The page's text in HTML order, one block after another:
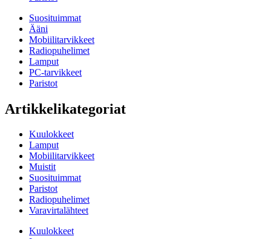
Suosituimmat
Ääni
Mobiilitarvikkeet
Radiopuhelimet
Lamput
PC-tarvikkeet
Paristot
Artikkelikategoriat
Kuulokkeet
Lamput
Mobiilitarvikkeet
Muistit
Suosituimmat
Paristot
Radiopuhelimet
Varavirtalähteet
Kuulokkeet